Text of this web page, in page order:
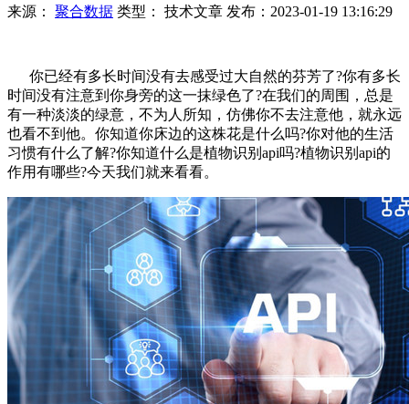
来源： 聚合数据 类型： 技术文章 发布： 2023-01-19 13:16:29
你已经有多长时间没有去感受过大自然的芬芳了?你有多长
时间没有注意到你身旁的这一抹绿色了?在我们的周围，总是
有一种淡淡的绿意，不为人所知，仿佛你不去注意他，就永远
也看不到他。你知道你床边的这株花是什么吗?你对他的生活
习惯有什么了解?你知道什么是植物识别api吗?植物识别api的
作用有哪些?今天我们就来看看。